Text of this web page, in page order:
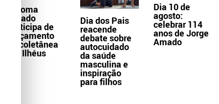
Paloma
Amado
participa de
lançamento
de coletânea
em Ilhéus
Dia dos Pais
reacende
debate sobre
autocuidado
da saúde
masculina e
inspiração
para filhos
Dia 10 de
agosto:
celebrar 114
anos de Jorge
Amado